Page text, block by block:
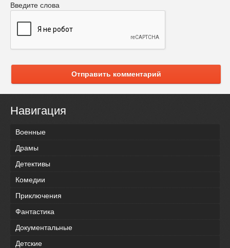
Введите слова
Отправить комментарий
Навигация
Военные
Драмы
Детективы
Комедии
Приключения
Фантастика
Документальные
Детские